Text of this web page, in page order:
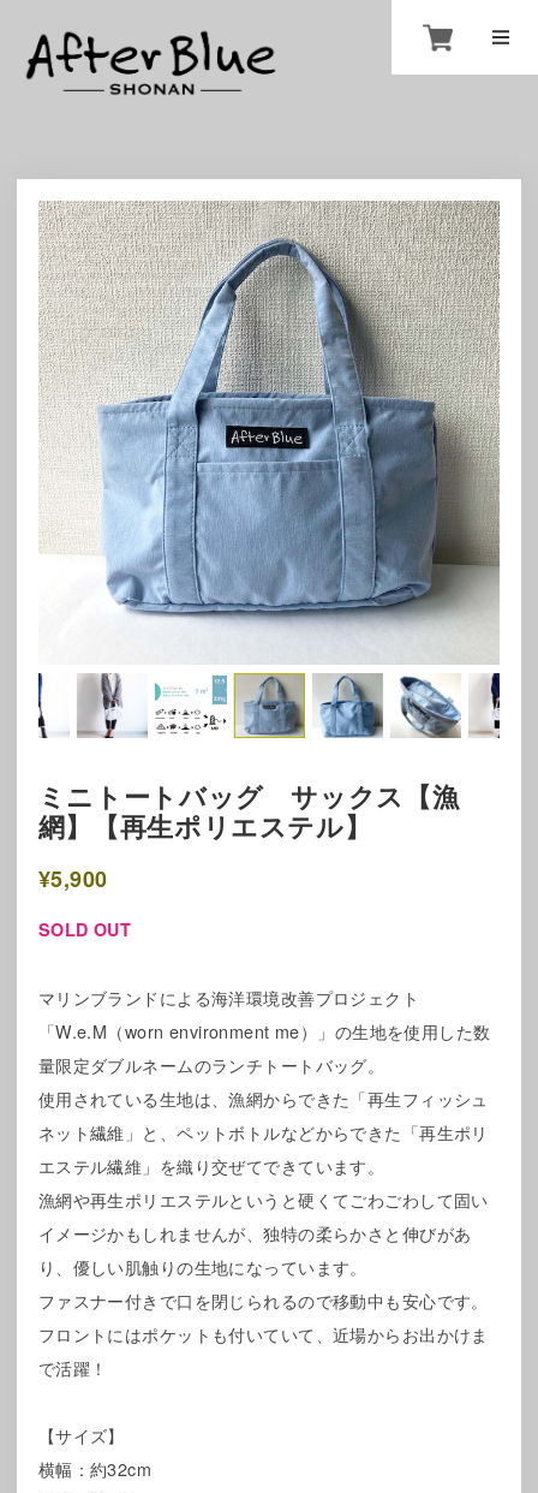
ミニトートバッグ サックス【漁
網】【再生ポリエステル】
¥5,900
SOLD OUT
マリンブランドによる海洋環境改善プロジェクト
「W.e.M（worn environment me）」の生地を使用した数
量限定ダブルネームのランチトートバッグ。
使用されている生地は、漁網からできた「再生フィッシュ
ネット繊維」と、ペットボトルなどからできた「再生ポリ
エステル繊維」を織り交ぜてできています。
漁網や再生ポリエステルというと硬くてごわごわして固い
イメージかもしれませんが、独特の柔らかさと伸びがあ
り、優しい肌触りの生地になっています。
ファスナー付きで口を閉じられるので移動中も安心です。
フロントにはポケットも付いていて、近場からお出かけま
で活躍！
【サイズ】
横幅：約32cm